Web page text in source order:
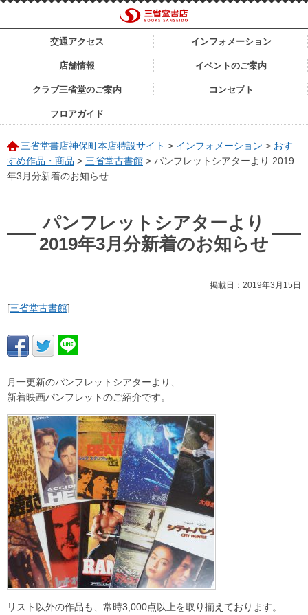
交通アクセス インフォメーション
店舗情報 イベントのご案内
クラブ三省堂のご案内 コンセプト
フロアガイド
三省堂書店神保町本店特設サイト > インフォメーション > おす
すめ作品・商品 > 三省堂古書館 > パンフレットシアターより 2019
年3月分新着のお知らせ
パンフレットシアターより
2019年3月分新着のお知らせ
掲載日：2019年3月15日
[三省堂古書館]
月一更新のパンフレットシアターより、
新着映画パンフレットのご紹介です。
リスト以外の作品も、常時3,000点以上を取り揃えております。